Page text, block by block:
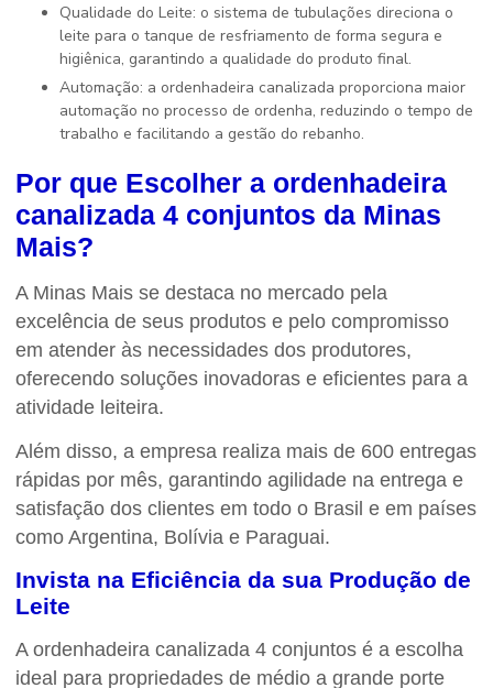
Qualidade do Leite: o sistema de tubulações direciona o
leite para o tanque de resfriamento de forma segura e
higiênica, garantindo a qualidade do produto final.
Automação: a ordenhadeira canalizada proporciona maior
automação no processo de ordenha, reduzindo o tempo de
trabalho e facilitando a gestão do rebanho.
Por que Escolher a ordenhadeira
canalizada 4 conjuntos da Minas
Mais?
A Minas Mais se destaca no mercado pela
excelência de seus produtos e pelo compromisso
em atender às necessidades dos produtores,
oferecendo soluções inovadoras e eficientes para a
atividade leiteira.
Além disso, a empresa realiza mais de 600 entregas
rápidas por mês, garantindo agilidade na entrega e
satisfação dos clientes em todo o Brasil e em países
como Argentina, Bolívia e Paraguai.
Invista na Eficiência da sua Produção de
Leite
A ordenhadeira canalizada 4 conjuntos é a escolha
ideal para propriedades de médio a grande porte